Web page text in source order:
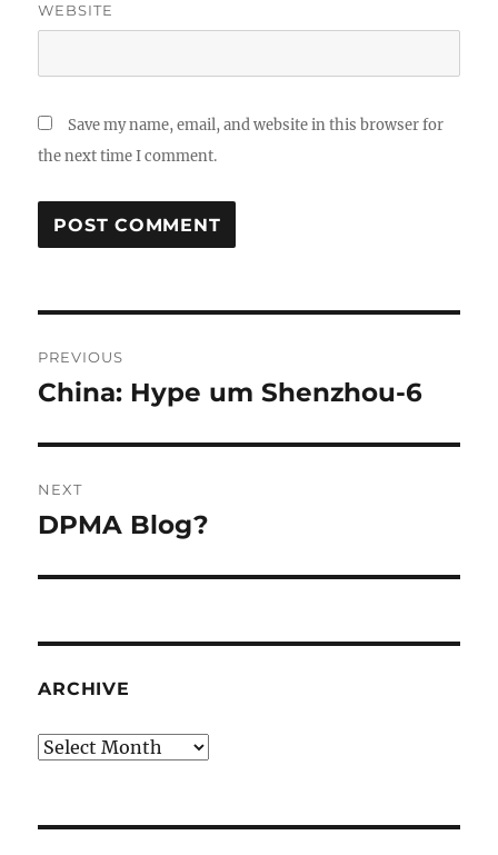
WEBSITE
Save my name, email, and website in this browser for
the next time I comment.
navigation
PREVIOUS
Previous
China: Hype um Shenzhou-6
NEXT
Next
DPMA Blog?
ARCHIVE
Archive